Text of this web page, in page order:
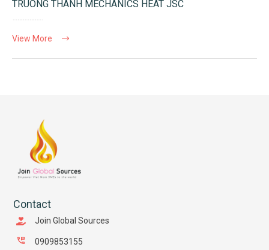
TRUONG THANH MECHANICS HEAT JSC
View More
Contact
Join Global Sources
0909853155